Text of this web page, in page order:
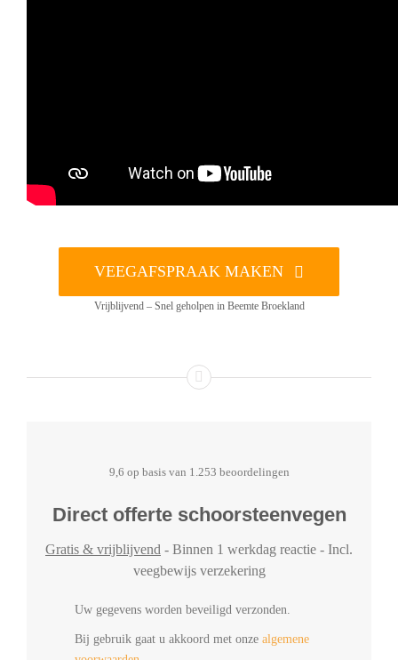
VEEGAFSPRAAK MAKEN
Vrijblijvend – Snel geholpen in Beemte Broekland
9,6 op basis van 1.253 beoordelingen
Direct offerte schoorsteenvegen
Gratis & vrijblijvend - Binnen 1 werkdag reactie - Incl.
veegbewijs verzekering
Uw gegevens worden beveiligd verzonden.
Bij gebruik gaat u akkoord met onze algemene